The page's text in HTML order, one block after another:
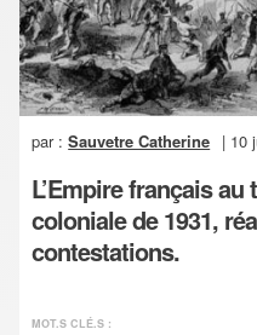
par :Sauvetre Catherine | 10
L’Empire français
coloniale de 1931,
contestations.
MOT.S CLÉ.S :